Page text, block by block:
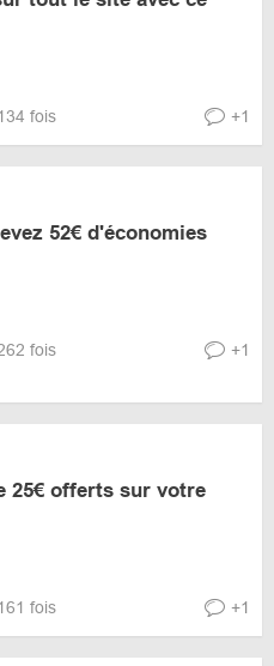
fois +1
52€ d'économies
fois +1
25€ offerts sur votre
fois +1